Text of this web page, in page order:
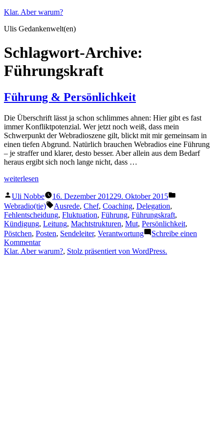
Zum
springen
Klar. Aber warum?
Ulis Gedankenwelt(en)
Schlagwort-Archive:
Führungskraft
Führung & Persönlichkeit
Die Überschrift lässt ja schon schlimmes ahnen: Hier gibt es fast
immer Konfliktpotenzial. Wer jetzt noch weiß, dass mein
Schwerpunkt der Webradioszene gilt, blickt mit mir gemeinsam in
einen tiefen Abgrund. Natürlich brauchen Webradios eine Führung
– je straffer und klarer, desto besser. Aber allein aus dem Bedarf
heraus ergibt sich noch lange nicht, dass …
„Führung
Persönlichkeit“
weiterlesen
Veröffentlicht
von
Uli Nobbe 16. Dezember 201229. Oktober 2015
Webradio(tie) Schlagwörter:
Ausrede, Chef, Coaching, Delegation,
Fehlentscheidung, Fluktuation, Führung, Führungskraft,
Kündigung, Leitung, Machtstrukturen, Mut, Persönlichkeit,
Pöstchen, Posten, Sendeleiter, Verantwortung
Schreibe einen
Kommentarzu
Führung
Klar. Aber warum?, Stolz präsentiert von WordPress.